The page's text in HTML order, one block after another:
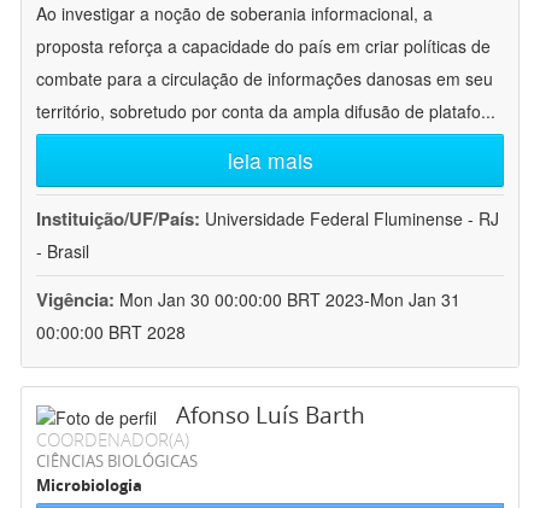
Ao investigar a noção de soberania informacional, a
proposta reforça a capacidade do país em criar políticas de
combate para a circulação de informações danosas em seu
território, sobretudo por conta da ampla difusão de platafo...
leia mais
Instituição/UF/País: Universidade Federal Fluminense - RJ
- Brasil
Vigência: Mon Jan 30 00:00:00 BRT 2023-Mon Jan 31
00:00:00 BRT 2028
Afonso Luís Barth
COORDENADOR(A)
CIÊNCIAS BIOLÓGICAS
Microbiologia